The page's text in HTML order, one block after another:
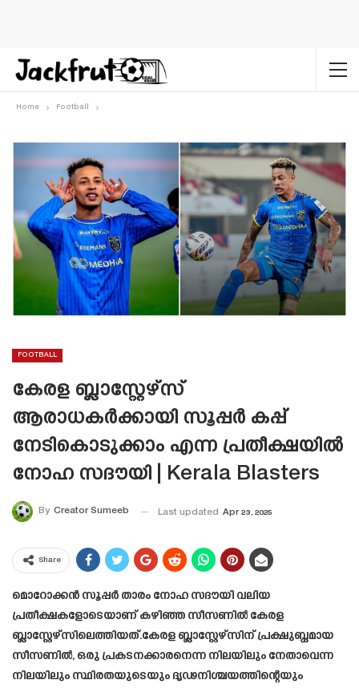
Home Football
FOOTBALL
കേരള ബ്ലാസ്റ്റേഴ്‌സ്
ആരാധകർക്കായി സൂപ്പർ കപ്പ്
നേടികൊടുക്കാം എന്ന പ്രതീക്ഷയിൽ
നോഹ സദൗയി | Kerala Blasters
By Creator Sumeeb Last updated Apr 23, 2025
Share
മൊറോക്കൻ സൂപ്പർ താരം നോഹ സദൗയി വലിയ
പ്രതീക്ഷകളോടെയാണ് കഴിഞ്ഞ സീസണിൽ കേരള
ബ്ലാസ്റ്റേഴ്സിലെത്തിയത്.കേരള ബ്ലാസ്റ്റേഴ്‌സിന് പ്രക്ഷുബ്ധമായ
സീസണിൽ, ഒരു പ്രകടനക്കാരനെന്ന നിലയിലും നേതാവെന്ന
നിലയിലും സ്ഥിരതയുടെയും ദൃഢനിശ്ചയത്തിന്റെയും